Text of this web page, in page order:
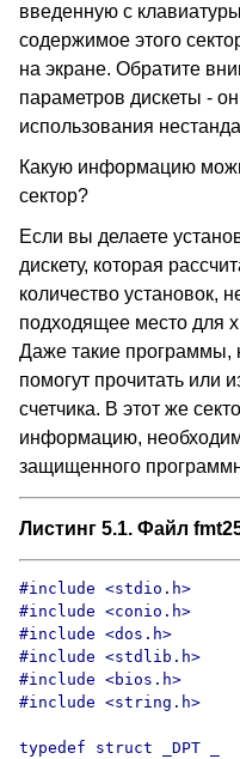
введенную с
содержимое этого
на экране. Обратите
параметров дискеты -
использования
Какую информацию
сектор?
Если вы делаете
дискету, которая
количество установок,
подходящее место для
Даже такие программы,
помогут прочитать или
счетчика. В этот же
информацию,
защищенного
Листинг 5.1. Файл
#include <stdio.h>
#include <conio.h>
#include <dos.h>
#include <stdlib.h>
#include <bios.h>
#include <string.h>
typedef struct _DPT _